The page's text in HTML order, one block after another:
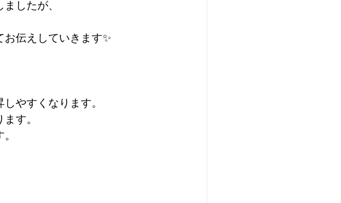
したが、
伝えしていきます✨
やすくなります。
す。